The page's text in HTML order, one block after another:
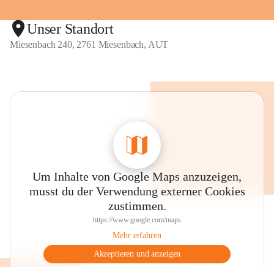
Unser Standort
Miesenbach 240, 2761 Miesenbach, AUT
Um Inhalte von Google Maps anzuzeigen,
musst du der Verwendung externer Cookies
zustimmen.
https://www.google.com/maps
Mehr erfahren
Akzeptieren und anzeigen